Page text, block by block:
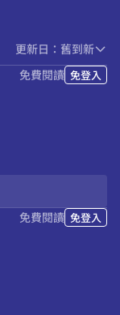
更新日：舊到新
免費閱讀 免登入
免費閱讀 免登入